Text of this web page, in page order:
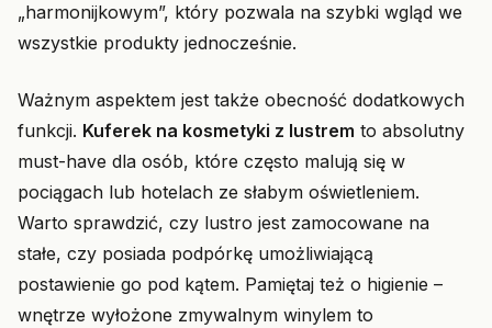
„harmonijkowym”, który pozwala na szybki wgląd we
wszystkie produkty jednocześnie.
Ważnym aspektem jest także obecność dodatkowych
funkcji. Kuferek na kosmetyki z lustrem to absolutny
must-have dla osób, które często malują się w
pociągach lub hotelach ze słabym oświetleniem.
Warto sprawdzić, czy lustro jest zamocowane na
stałe, czy posiada podpórkę umożliwiającą
postawienie go pod kątem. Pamiętaj też o higienie –
wnętrze wyłożone zmywalnym winylem to